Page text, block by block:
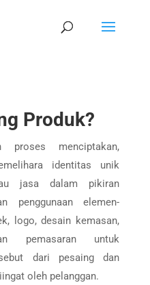
Produk?
proses menciptakan,
identitas unik
jasa dalam pikiran
penggunaan elemen-
logo, desain kemasan,
pemasaran untuk
dari pesaing dan
oleh pelanggan.